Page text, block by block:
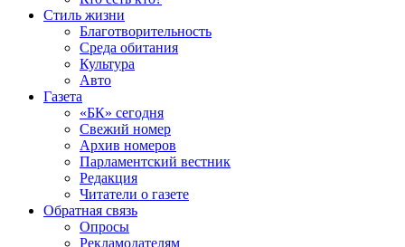
Стиль жизни
Благотворительность
Среда обитания
Культура
Авто
Газета
«БК» сегодня
Свежий номер
Архив номеров
Парламентский вестник
Редакция
Читатели о газете
Обратная связь
Опросы
Рекламодателям